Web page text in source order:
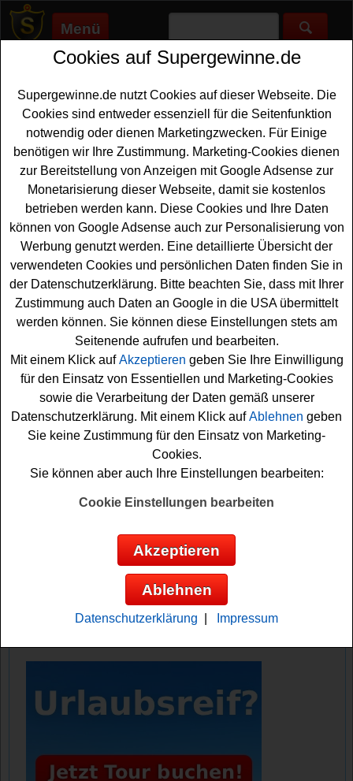
Menü
Supergewinne.de>Gewinnspiele>Technik Gewinnspiele>
Anzeige:
Anzeige:
Office Partner WM Tippspiel 2026
Ein kostenloses WM Tippspiel 20206 hat Office Partner
gestartet. Offcie Partner verlost hochwertigeTechnikund
Sachpreise bei diesem WM Tippspiel. Zu gewinnen gibt
es Technik Leckerbissen vom Laptop über Monitor,
iPhone, Super Mario Bros. Handheld Konsole und
PlayStation 5bis hin zum Trionda WM Fußball tolle
Gewinne für alle Fans.
Falls Sie an dem Office Partner WM Tippspiel kostenlos
teilnehmen möchten, müssen Sie sich kurz registrieren
und können dann die Ergebnisse der Spielebei der
Weltmeisterschaft tippen. Vielleicht haben Sie ja ein
glückliches Händchen und werden Tippmeister? Auf
jeden Fall drücken wir schon einmal fest die Daumen für
dieses tolle Office Partner Gewinnspiel!
Sachpreise - vom Laptop über Monitor,
PlayStation 5 und Konsole bis zum
Anzeige:
Cookies auf Supergewinne.de
Supergewinne.de nutzt Cookies auf dieser Webseite. Die
Cookies sind entweder essenziell für die Seitenfunktion
notwendig oder dienen Marketingzwecken. Für Einige
benötigen wir Ihre Zustimmung. Marketing-Cookies dienen
zur Bereitstellung von Anzeigen mit Google Adsense zur
Monetarisierung dieser Webseite, damit sie kostenlos
betrieben werden kann. Diese Cookies und Ihre Daten
können von Google Adsense auch zur Personalisierung von
Werbung genutzt werden. Eine detaillierte Übersicht der
verwendeten Cookies und persönlichen Daten finden Sie in
der Datenschutzerklärung. Bitte beachten Sie, dass mit Ihrer
Zustimmung auch Daten an Google in die USA übermittelt
werden können. Sie können diese Einstellungen stets am
Seitenende aufrufen und bearbeiten.
Mit einem Klick aufAkzeptieren geben Sie Ihre Einwilligung
für den Einsatz von Essentiellen und Marketing-Cookies
sowie die Verarbeitung der Daten gemäß unserer
Datenschutzerklärung. Mit einem Klick aufAblehnen geben
Sie keine Zustimmung für den Einsatz von Marketing-
Cookies.
Sie können aber auch Ihre Einstellungen bearbeiten:
Cookie Einstellungen bearbeiten
Akzeptieren
Ablehnen
Datenschutzerklärung Impressum